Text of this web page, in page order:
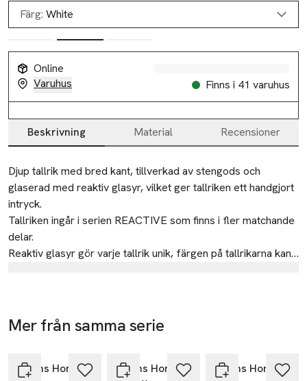
Färg: White
Online
Varuhus
Finns i 41 varuhus
Beskrivning Material Recensioner
Beskrivning
Djup tallrik med bred kant, tillverkad av stengods och
glaserad med reaktiv glasyr, vilket ger tallriken ett handgjort
intryck.
Tallriken ingår i serien REACTIVE som finns i fler matchande
delar.
Reaktiv glasyr gör varje tallrik unik, färgen på tallrikarna kan
• Reaktiv glasyr
• Diameter: 26 cm
• Tål maskindisk och mikrovågsugn
Dalagatan 100
113 43 Stockholm
info.hk@ahlens.se
Mer från samma serie
Åhléns Home
Åhléns Home
Åhléns Home